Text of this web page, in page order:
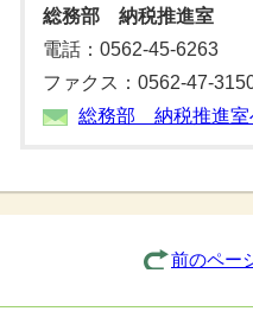
総務部 納税推進室
電話：0562-45-6263
ファクス：0562-47-
総務部 納税推進室
前のペー